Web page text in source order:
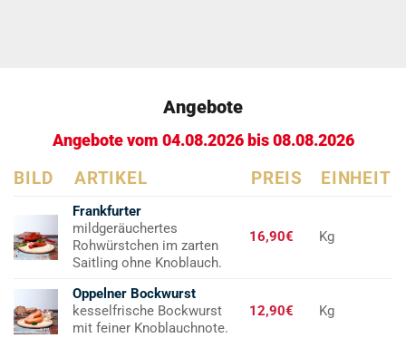
Angebote
Angebote vom 04.08.2026 bis 08.08.2026
BILD ARTIKEL PREIS EINHEIT
Frankfurter
mildgeräuchertes
Rohwürstchen im zarten
Saitling ohne Knoblauch.
16,90€ Kg
Oppelner Bockwurst
kesselfrische Bockwurst
mit feiner Knoblauchnote.
12,90€ Kg